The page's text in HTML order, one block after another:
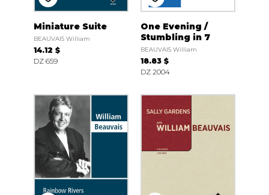
Miniature Suite
BEAUVAIS William
14.12 $
DZ 659
One Evening /
Stumbling in 7
BEAUVAIS William
18.83 $
DZ 2004